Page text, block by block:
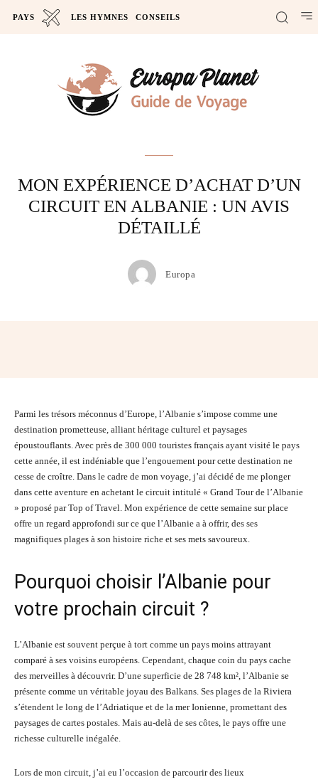
PAYS LES HYMNES CONSEILS
MON EXPÉRIENCE D’ACHAT D’UN
CIRCUIT EN ALBANIE : UN AVIS
DÉTAILLÉ
Europa
Parmi les trésors méconnus d’Europe, l’Albanie s’impose comme une
destination prometteuse, alliant héritage culturel et paysages
époustouflants. Avec près de 300 000 touristes français ayant visité le pays
cette année, il est indéniable que l’engouement pour cette destination ne
cesse de croître. Dans le cadre de mon voyage, j’ai décidé de me plonger
dans cette aventure en achetant le circuit intitulé « Grand Tour de l’Albanie
» proposé par Top of Travel. Mon expérience de cette semaine sur place
offre un regard approfondi sur ce que l’Albanie a à offrir, des ses
magnifiques plages à son histoire riche et ses mets savoureux.
Pourquoi choisir l’Albanie pour
votre prochain circuit ?
L’Albanie est souvent perçue à tort comme un pays moins attrayant
comparé à ses voisins européens. Cependant, chaque coin du pays cache
des merveilles à découvrir. D’une superficie de 28 748 km², l’Albanie se
présente comme un véritable joyau des Balkans. Ses plages de la Riviera
s’étendent le long de l’Adriatique et de la mer Ionienne, promettant des
paysages de cartes postales. Mais au-delà de ses côtes, le pays offre une
richesse culturelle inégalée.
Lors de mon circuit, j’ai eu l’occasion de parcourir des lieux